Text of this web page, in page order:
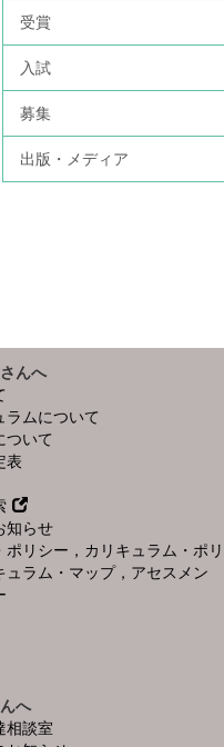
受賞
入試
募集
出版・メディア
んへ
ラムについて
ついて
表
知らせ
ポリシー，カリキュラム・ポリ
ュラム・マップ，アセスメン
へ
相談室